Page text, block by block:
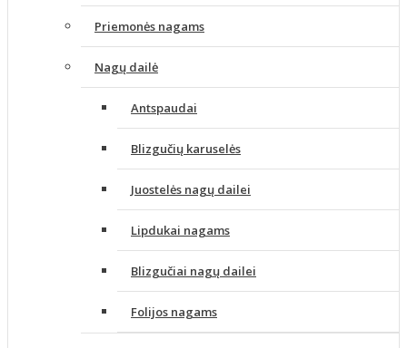
Priemonės nagams
Nagų dailė
Antspaudai
Blizgučių karuselės
Juostelės nagų dailei
Lipdukai nagams
Blizgučiai nagų dailei
Folijos nagams